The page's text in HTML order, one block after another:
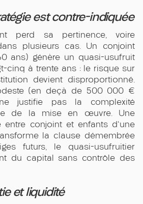
est contre-indiquée
perd sa pertinence, voire
plusieurs cas. Un conjoint
ans) génère un quasi-usufruit
cinq à trente ans : le risque sur
devient disproportionné.
(en deçà de 500 000 €
ne justifie pas la complexité
de la mise en œuvre. Une
entre conjoint et enfants d'une
la clause démembrée
futurs, le quasi-usufruitier
du capital sans contrôle des
et liquidité